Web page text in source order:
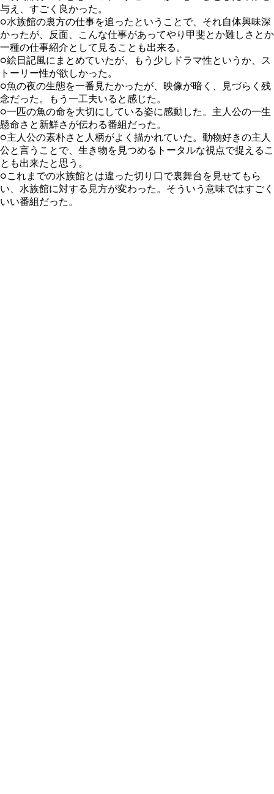
与え、すごく良かった。
○水族館の裏方の仕事を追ったということで、それ自体興味深
かったが、反面、こんな仕事があってやり甲斐とか難しさとか
一種の仕事紹介として見ることも出来る。
○絵日記風にまとめていたが、もう少しドラマ性というか、ス
トーリー性が欲しかった。
○魚の夜の生態を一番見たかったが、映像が暗く、見づらく残
念だった。もう一工夫いると感じた。
○一匹の魚の命を大切にしている姿に感動した。主人公の一生
懸命さと新鮮さが伝わる番組だった。
○主人公の素朴さと人柄がよく描かれていた。動物好きの主人
公と言うことで、生き物を見つめるトータルな視点で捉えるこ
とも出来たと思う。
○これまでの水族館とは違った切り口で裏舞台を見せてもら
い、水族館に対する見方が変わった。そういう意味ではすごく
いい番組だった。